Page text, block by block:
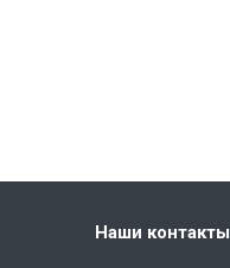
Наши контакты